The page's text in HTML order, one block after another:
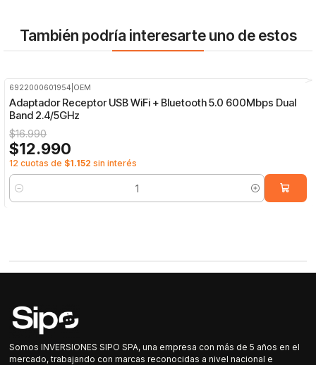
También podría interesarte uno de estos
6922000601954 OEM
Adaptador Receptor USB WiFi + Bluetooth 5.0 600Mbps Dual
Band 2.4/5GHz
$16.990
$12.990
12 cuotas de $1.152 sin interés
Cantidad
Somos INVERSIONES SIPO SPA, una empresa con más de 5 años en el
mercado, trabajando con marcas reconocidas a nivel nacional e